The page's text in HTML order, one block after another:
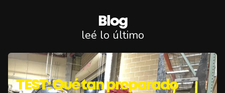
Blog
leé lo último
TEST: Qué tan preparado